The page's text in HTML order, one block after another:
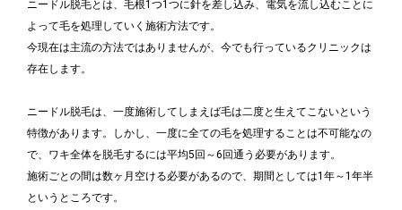
ニードル脱毛とは、毛根1つ1つに針を差し込み、電気を流し込むことに
よって毛を処理していく施術方法です。
今現在は主流の方法ではありませんが、今でも行っているクリニックは
存在します。
ニードル脱毛は、一度施術してしまえば毛は二度と生えてこないという
特徴があります。しかし、一度に全ての毛を処理することは不可能なの
で、ワキ全体を脱毛するには平均5回～6回通う必要があります。
施術ごとの間は数ヶ月空ける必要があるので、期間としては1年～1年半
というところです。